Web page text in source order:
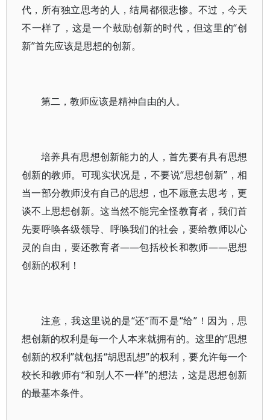
代，所有独立思考的人，结局都很悲惨。不过，今天
不一样了，这是一个鼓励创新的时代，但这里的“创
新”首先应该是思想的创新。
第二，教师应该是精神自由的人。
培养具有思想创新能力的人，首先要有具有思想
创新的教师。可现实状况是，不要说“思想创新”，相
当一部分教师没有自己的思想，也不愿意去思考，更
谈不上思想创新。这当然不能完全怪教育者，我们首
先要呼唤各级领导、呼唤我们的社会，要给教师以心
灵的自由，要还教育者——包括校长和教师——思想
创新的权利！
注意，我这里说的是“还”而不是“给”！因为，思
想创新的权利是每一个人本来就拥有的。这里的“思想
创新的权利”就包括“胡思乱想”的权利，要允许每一个
校长和教师有“和别人不一样”的想法，这是思想创新
的最基本条件。